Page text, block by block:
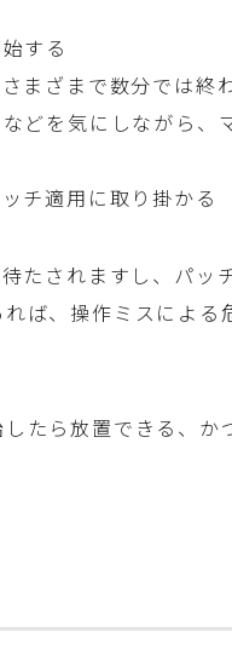
する
ざまで数分では終
どを気にしながら、
チ適用に取り掛かる
たされますし、パッ
ば、操作ミスによ
たら放置できる、か